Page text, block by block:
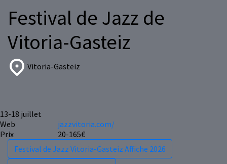
Festival de Jazz de
Vitoria-Gasteiz
Vitoria-Gasteiz
13-18 juillet
Web
jazzvitoria.com/
Prix
20-165€
Festival de Jazz Vitoria-Gasteiz Affiche 2026